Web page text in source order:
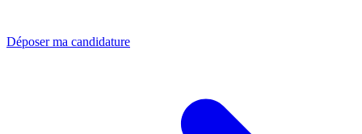
Déposer ma candidature